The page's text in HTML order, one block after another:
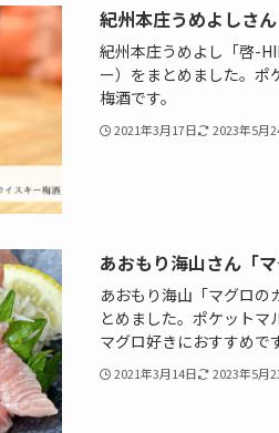
紀州本庄うめよしさ
紀州本庄うめよし「啓-
ー）をまとめました。ポ
梅酒です。
2021年3月17日 2023年5月
あおもり海山さん「
あおもり海山「マグロの
とめました。ポケットマ
マグロ好きにおすすめで
2021年3月14日 2023年5月